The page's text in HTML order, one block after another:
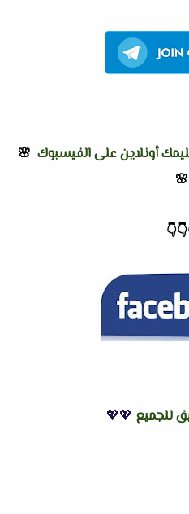
أونلاين على الفيسبوك 🌸
🌸
👇
👇
للجميع 💖💖